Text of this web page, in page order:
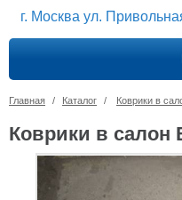
г. Москва ул.
Главная / Каталог / Коврики в
Коврики в салон